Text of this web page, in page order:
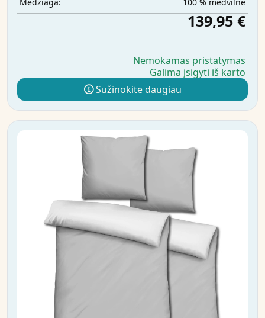
139,95 €
Nemokamas pristatymas
Galima įsigyti iš karto
Sužinokite daugiau